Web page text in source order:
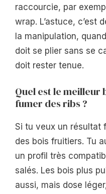
raccourcie, par
wrap. L’astuce, c’est
la manipulation,
doit se plier sans se
doit rester tenue.
Quel est le meilleur
fumer des ribs ?
Si tu veux un résultat
des bois fruitiers. Tu
un profil très
salés. Les bois plus
aussi, mais dose